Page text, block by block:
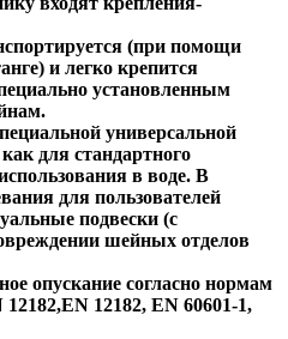
(при помощи
и легко крепится
установленным
универсальной
для стандартного
в воде. В
для пользователей
подвески (с
шейных отделов
опускание согласно нормам
12182, EN 60601-1,